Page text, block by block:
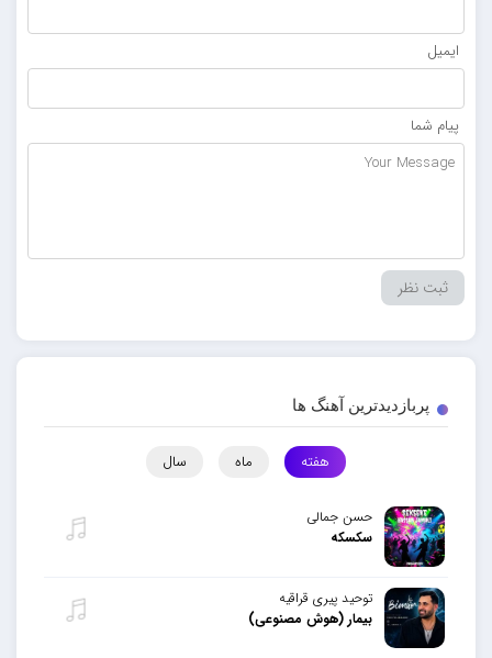
ایمیل
پیام شما
پربازدیدترین آهنگ ها
هفته ماه سال
حسن جمالی
سکسکه
توحید پیری قراقیه
بیمار (هوش مصنوعی)